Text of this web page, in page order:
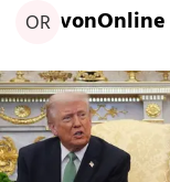
OR von